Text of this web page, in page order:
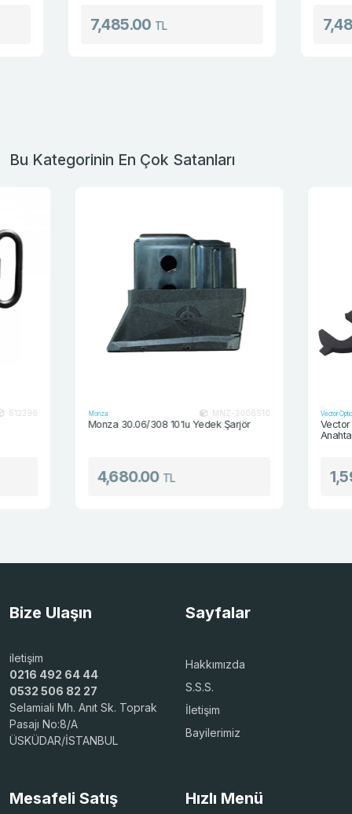
7,485.00TL 7,485.00
Bu Kategorinin En Çok Satanları
MNZ-3006S10
Monza 30.06/308 10'lu Yedek Şarjör
4,680.00TL
Vector Optics
1,598.00
Bize Ulaşın
iletişim
0216 492 64 44
0532 506 82 27
Selamiali Mh. Anıt Sk. Toprak
Pasajı No:8/A
ÜSKÜDAR/İSTANBUL
Sayfalar
Hakkımızda
S.S.S.
İletişim
Bayilerimiz
Mesafeli Satış
Hızlı Menü